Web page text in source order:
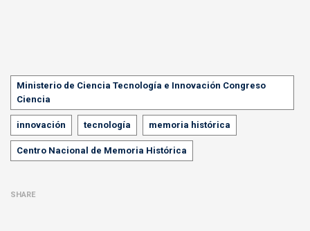
Tags
Ministerio de Ciencia Tecnología e Innovación Congreso
Ciencia
innovación tecnología memoria histórica
Centro Nacional de Memoria Histórica
SHARE